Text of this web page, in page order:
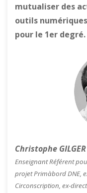
mutualiser des
outils
pour le 1er degré.
Christophe GILGER
Enseignant Référent
projet Primàbord DNE,
Circonscription, ex-